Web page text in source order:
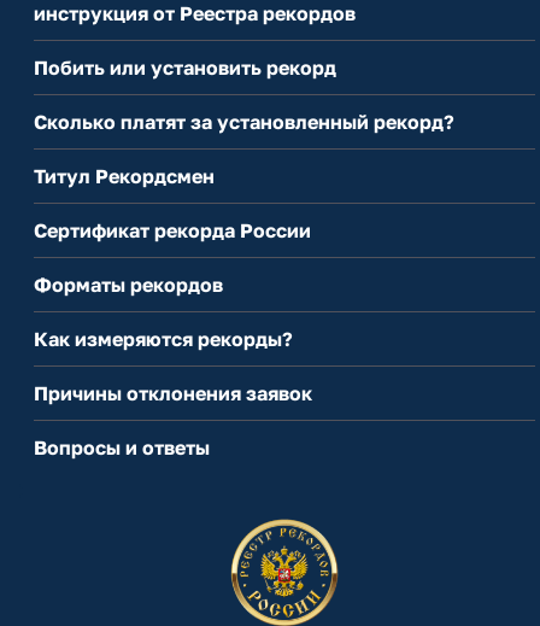
инструкция от Реестра рекордов
Побить или установить рекорд
Сколько платят за установленный рекорд?
Титул Рекордсмен
Сертификат рекорда России
Форматы рекордов
Как измеряются рекорды?
Причины отклонения заявок
Вопросы и ответы